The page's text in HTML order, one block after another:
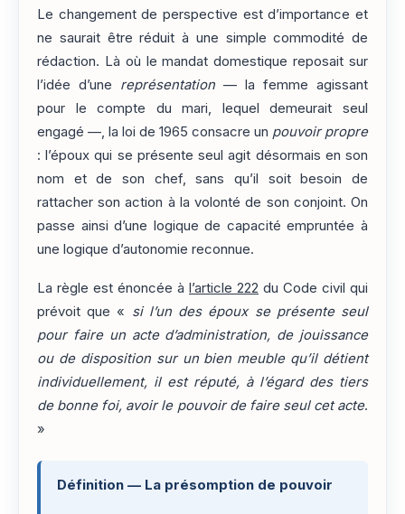
Le changement de perspective est d’importance et
ne saurait être réduit à une simple commodité de
rédaction. Là où le mandat domestique reposait sur
l’idée d’une représentation — la femme agissant
pour le compte du mari, lequel demeurait seul
engagé —, la loi de 1965 consacre un pouvoir propre
: l’époux qui se présente seul agit désormais en son
nom et de son chef, sans qu’il soit besoin de
rattacher son action à la volonté de son conjoint. On
passe ainsi d’une logique de capacité empruntée à
une logique d’autonomie reconnue.
La règle est énoncée à l’article 222 du Code civil qui
prévoit que « si l’un des époux se présente seul
pour faire un acte d’administration, de jouissance
ou de disposition sur un bien meuble qu’il détient
individuellement, il est réputé, à l’égard des tiers
de bonne foi, avoir le pouvoir de faire seul cet acte.
»
Définition — La présomption de pouvoir